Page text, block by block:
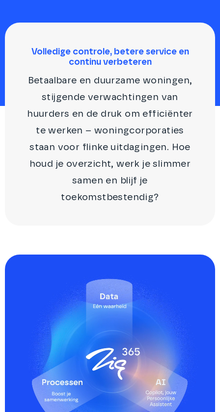
Volledige controle, betere service en
continu verbeteren
Betaalbare en duurzame woningen,
stijgende verwachtingen van
huurders en de druk om efficiënter
te werken – woningcorporaties
staan voor flinke uitdagingen. Hoe
houd je overzicht, werk je slimmer
samen en blijf je
toekomstbestendig?